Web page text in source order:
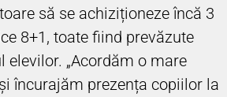
să se achiziționeze încă 3
8+1, toate fiind prevăzute
elevilor. „Acordăm o mare
încurajăm prezența copiilor la